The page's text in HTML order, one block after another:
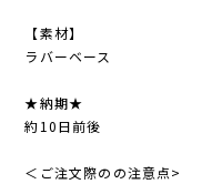
【素材】
ラバーベース
★納期★
約10日前後
＜ご注文際のの注意点>